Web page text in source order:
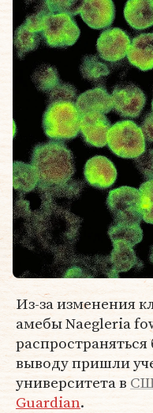
Из-за изменения
амебы Naegleria
выводу пришли
университета в
Guardian.